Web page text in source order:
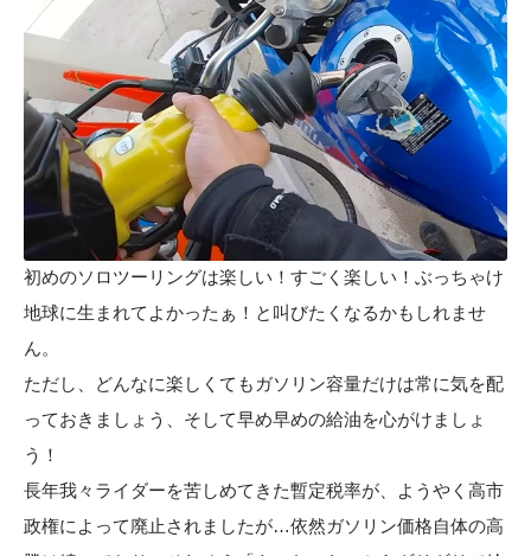
初めのソロツーリングは楽しい！すごく楽しい！ぶっちゃけ
地球に生まれてよかったぁ！と叫びたくなるかもしれませ
ん。
ただし、どんなに楽しくてもガソリン容量だけは常に気を配
っておきましょう、そして早め早めの給油を心がけましょ
う！
長年我々ライダーを苦しめてきた暫定税率が、ようやく高市
政権によって廃止されましたが…依然ガソリン価格自体の高